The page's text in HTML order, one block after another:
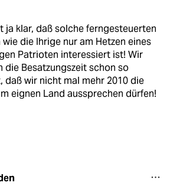
ja klar, daß solche ferngesteuerten
die Ihrige nur am Hetzen eines
Patrioten interessiert ist! Wir
die Besatzungszeit schon so
daß wir nicht mal mehr 2010 die
eignen Land aussprechen dürfen!